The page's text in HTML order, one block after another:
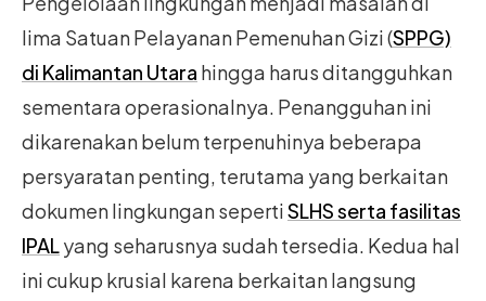
lima Satuan Pelayanan Pemenuhan Gizi (SPPG)
di Kalimantan Utara hingga harus ditangguhkan
sementara operasionalnya. Penangguhan ini
dikarenakan belum terpenuhinya beberapa
persyaratan penting, terutama yang berkaitan
dokumen lingkungan sepertiSLHS serta fasilitas
IPALyang seharusnya sudah tersedia. Kedua hal
ini cukup krusial karena berkaitan langsung